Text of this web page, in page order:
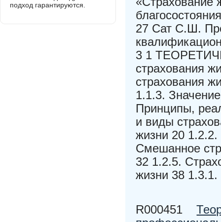
27 Сат С.Ш.
3 1
страхования
страхования
1.1.3.
Принципы,
и виды
жизни 20
Смешанное
32 1.2.5.
жизни 38 1.3.1.
R000451
подход гарантируются.